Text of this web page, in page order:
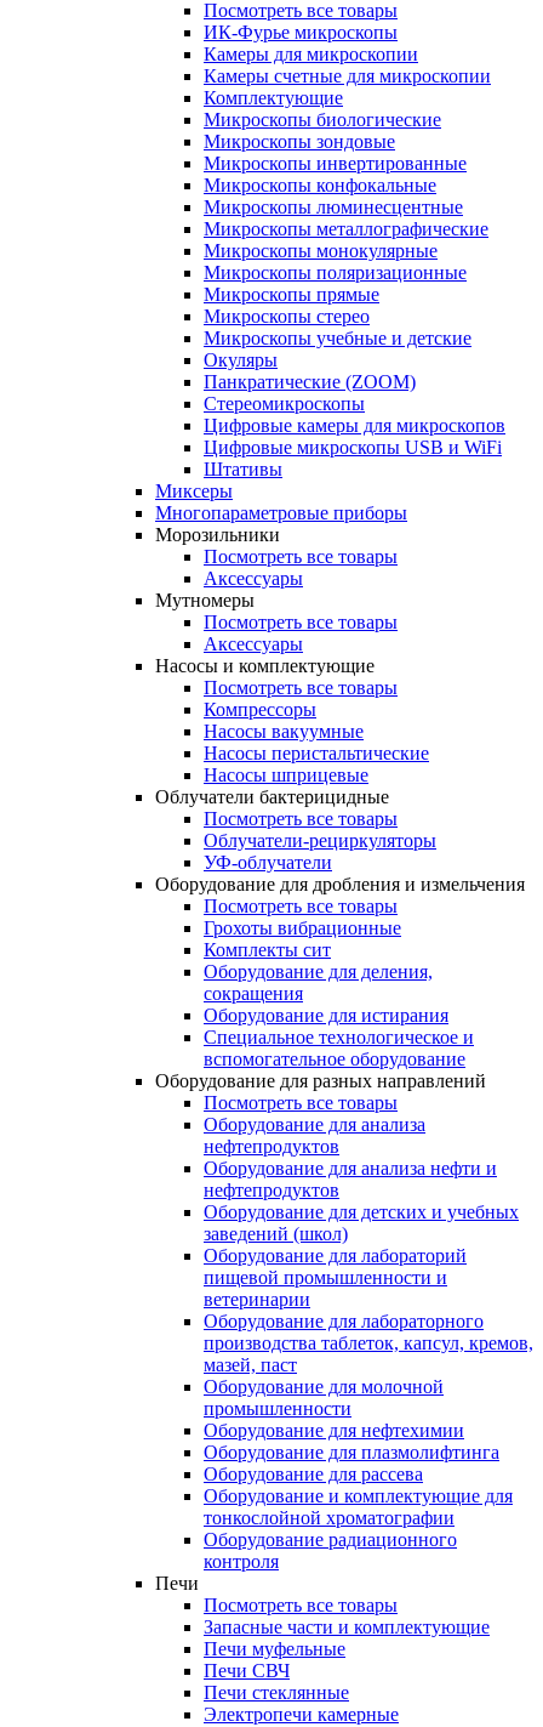
Посмотреть все товары
ИК-Фурье микроскопы
Камеры для микроскопии
Камеры счетные для микроскопии
Комплектующие
Микроскопы биологические
Микроскопы зондовые
Микроскопы инвертированные
Микроскопы конфокальные
Микроскопы люминесцентные
Микроскопы металлографические
Микроскопы монокулярные
Микроскопы поляризационные
Микроскопы прямые
Микроскопы стерео
Микроскопы учебные и детские
Окуляры
Панкратические (ZOOM)
Стереомикроскопы
Цифровые камеры для микроскопов
Цифровые микроскопы USB и WiFi
Штативы
Миксеры
Многопараметровые приборы
Морозильники
Посмотреть все товары
Аксессуары
Мутномеры
Посмотреть все товары
Аксессуары
Насосы и комплектующие
Посмотреть все товары
Компрессоры
Насосы вакуумные
Насосы перистальтические
Насосы шприцевые
Облучатели бактерицидные
Посмотреть все товары
Облучатели-рециркуляторы
УФ-облучатели
Оборудование для дробления и измельчения
Посмотреть все товары
Грохоты вибрационные
Комплекты сит
Оборудование для деления,
сокращения
Оборудование для истирания
Специальное технологическое и
вспомогательное оборудование
Оборудование для разных направлений
Посмотреть все товары
Оборудование для анализа
нефтепродуктов
Оборудование для анализа нефти и
нефтепродуктов
Оборудование для детских и учебных
заведений (школ)
Оборудование для лабораторий
пищевой промышленности и
ветеринарии
Оборудование для лабораторного
производства таблеток, капсул, кремов,
мазей, паст
Оборудование для молочной
промышленности
Оборудование для нефтехимии
Оборудование для плазмолифтинга
Оборудование для рассева
Оборудование и комплектующие для
тонкослойной хроматографии
Оборудование радиационного
контроля
Печи
Посмотреть все товары
Запасные части и комплектующие
Печи муфельные
Печи СВЧ
Печи стеклянные
Электропечи камерные